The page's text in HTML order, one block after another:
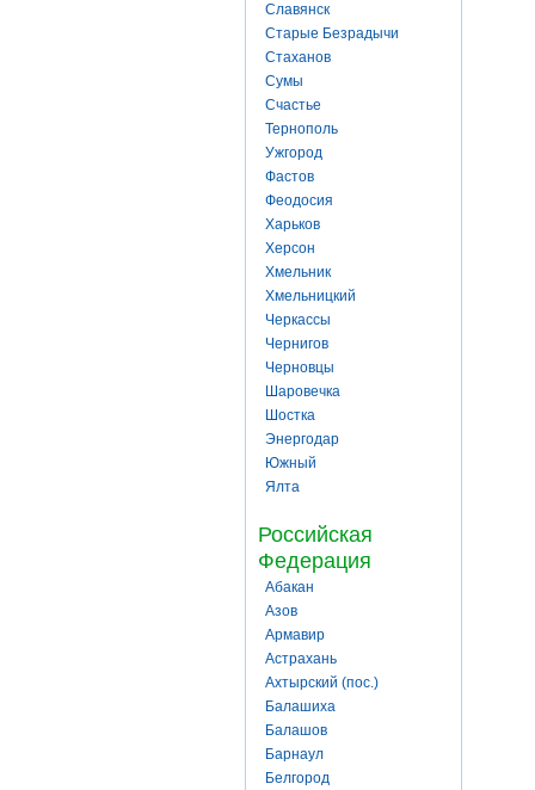
Славянск
Старые Безрадычи
Стаханов
Сумы
Счастье
Тернополь
Ужгород
Фастов
Феодосия
Харьков
Херсон
Хмельник
Хмельницкий
Черкассы
Чернигов
Черновцы
Шаровечка
Шостка
Энергодар
Южный
Ялта
Российская
Федерация
Абакан
Азов
Армавир
Астрахань
Ахтырский (пос.)
Балашиха
Балашов
Барнаул
Белгород